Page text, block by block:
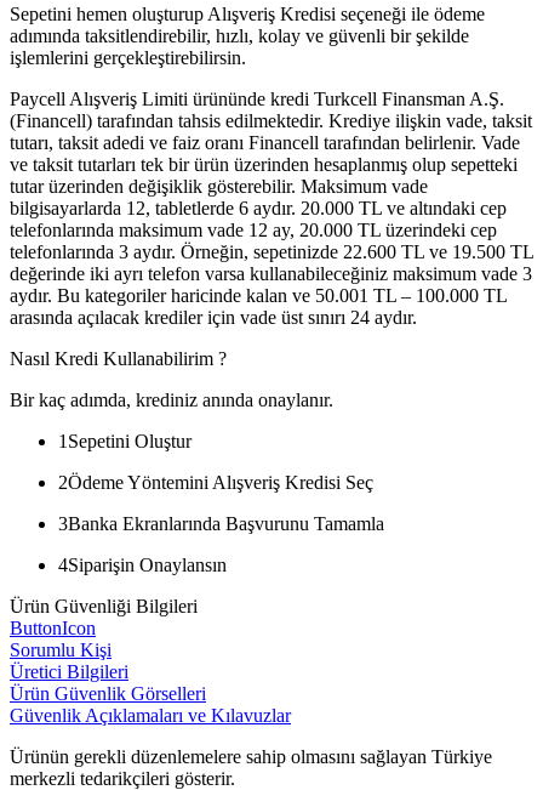
Sepetini hemen oluşturup Alışveriş Kredisi seçeneği ile ödeme
adımında taksitlendirebilir, hızlı, kolay ve güvenli bir şekilde
işlemlerini gerçekleştirebilirsin.
Paycell Alışveriş Limiti ürününde kredi Turkcell Finansman A.Ş.
(Financell) tarafından tahsis edilmektedir. Krediye ilişkin vade, taksit
tutarı, taksit adedi ve faiz oranı Financell tarafından belirlenir. Vade
ve taksit tutarları tek bir ürün üzerinden hesaplanmış olup sepetteki
tutar üzerinden değişiklik gösterebilir. Maksimum vade
bilgisayarlarda 12, tabletlerde 6 aydır. 20.000 TL ve altındaki cep
telefonlarında maksimum vade 12 ay, 20.000 TL üzerindeki cep
telefonlarında 3 aydır. Örneğin, sepetinizde 22.600 TL ve 19.500 TL
değerinde iki ayrı telefon varsa kullanabileceğiniz maksimum vade 3
aydır. Bu kategoriler haricinde kalan ve 50.001 TL – 100.000 TL
arasında açılacak krediler için vade üst sınırı 24 aydır.
Nasıl Kredi Kullanabilirim ?
Bir kaç adımda, krediniz anında onaylanır.
1 Sepetini Oluştur
2Ödeme Yöntemini Alışveriş Kredisi Seç
3Banka Ekranlarında Başvurunu Tamamla
4Siparişin Onaylansın
Ürün Güvenliği Bilgileri
ButtonIcon
Sorumlu Kişi
Üretici Bilgileri
Ürün Güvenlik Görselleri
Güvenlik Açıklamaları ve Kılavuzlar
Ürünün gerekli düzenlemelere sahip olmasını sağlayan Türkiye
merkezli tedarikçileri gösterir.